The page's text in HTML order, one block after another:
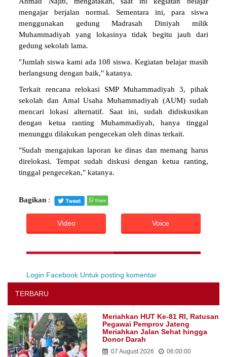
mengajar berjalan normal. Sementara ini, para siswa
menggunakan gedung Madrasah Diniyah milik
Muhammadiyah yang lokasinya tidak begitu jauh dari
gedung sekolah lama.
"Jumlah siswa kami ada 108 siswa. Kegiatan belajar masih
berlangsung dengan baik," katanya.
Terkait rencana relokasi SMP Muhammadiyah 3, pihak
sekolah dan Amal Usaha Muhammadiyah (AUM) sudah
mencari lokasi alternatif. Saat ini, sudah didiskusikan
dengan ketua ranting Muhammadiyah, hanya tinggal
menunggu dilakukan pengecekan oleh dinas terkait.
"Sudah mengajukan laporan ke dinas dan memang harus
direlokasi. Tempat sudah diskusi dengan ketua ranting,
tinggal pengecekan," katanya.
Bagikan :
Video Voice
Login Facebook Untuk posting komentar
TERBARU
Meriahkan HUT Ke-81 RI, Ratusan
Pegawai Pemprov Jateng
Meriahkan Jalan Sehat hingga
Donor Darah
07 August 2026 06:00:00